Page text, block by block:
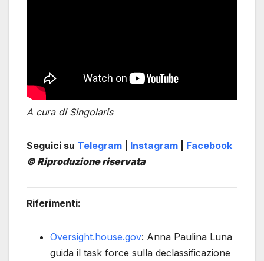
A cura di Singolaris
Seguici su Telegram Instagram
Facebook
© Riproduzione riservata
Riferimenti:
Oversight.house.gov: Anna Paulina Luna
guida il task force sulla declassificazione